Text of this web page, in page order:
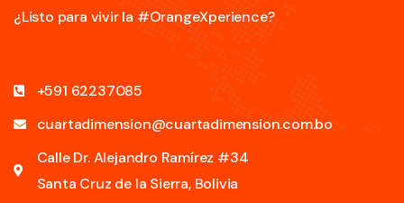
¿Listo para vivir la #OrangeXperience?
+591 62237085
cuartadimension@cuartadimension.com.bo
Calle Dr. Alejandro Ramírez #34
Santa Cruz de la Sierra, Bolivia